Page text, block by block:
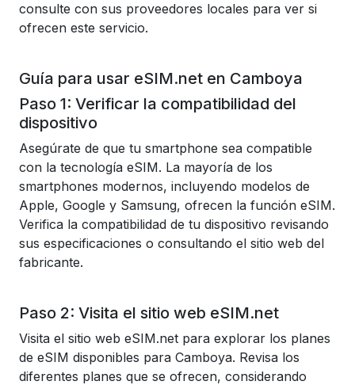
consulte con sus proveedores locales para ver si
ofrecen este servicio.
Guía para usar eSIM.net en Camboya
Paso 1: Verificar la compatibilidad del
dispositivo
Asegúrate de que tu smartphone sea compatible
con la tecnología eSIM. La mayoría de los
smartphones modernos, incluyendo modelos de
Apple, Google y Samsung, ofrecen la función eSIM.
Verifica la compatibilidad de tu dispositivo revisando
sus especificaciones o consultando el sitio web del
fabricante.
Paso 2: Visita el sitio web eSIM.net
Visita el sitio web eSIM.net para explorar los planes
de eSIM disponibles para Camboya. Revisa los
diferentes planes que se ofrecen, considerando